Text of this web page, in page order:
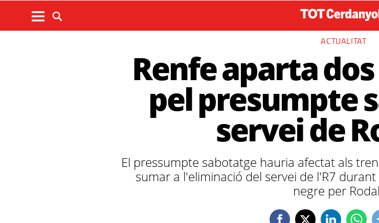
ACTUALITAT
Renfe aparta
pel presumpte
servei de
El pressumpte sabotatge hauria afectat als
sumar a l'eliminació del servei de l'R7
negre per